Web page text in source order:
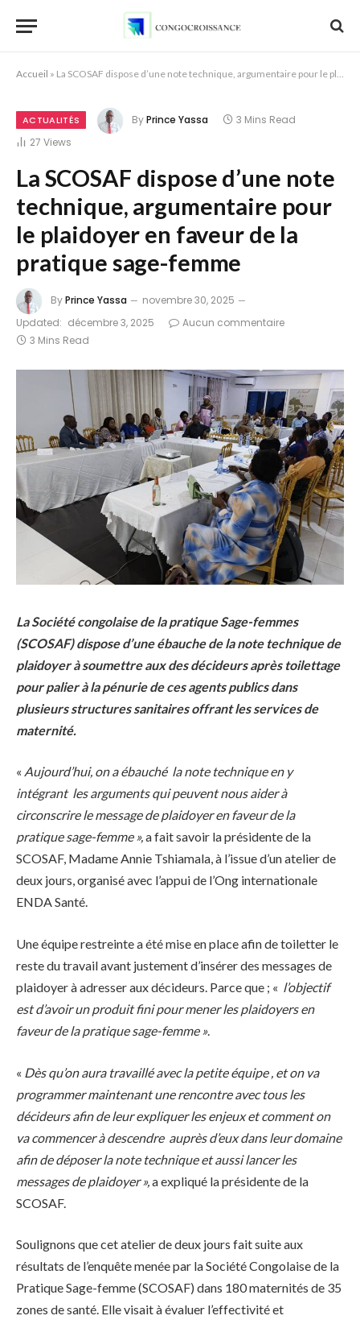
Accueil » La SCOSAF dispose d’une note technique, argumentaire pour le plaidoyer en faveur de la pratique sage-femme
ACTUALITÉS ByPrince Yassa
3 Mins Read
27 Views
La SCOSAF dispose d’une note
technique, argumentaire pour
le plaidoyer en faveur de la
pratique sage-femme
ByPrince Yassa
novembre 30, 2025
Updated: décembre 3, 2025
Aucun commentaire
3 Mins Read
La Société congolaise de la pratique Sage-femmes
(SCOSAF) dispose d’une ébauche de la note technique de
plaidoyer à soumettre aux des décideurs après toilettage
pour palier à la pénurie de ces agents publics dans
plusieurs structures sanitaires offrant les services de
maternité.
« Aujourd’hui, on a ébauché la note technique en y
intégrant les arguments qui peuvent nous aider à
circonscrire le message de plaidoyer en faveur de la
pratique sage-femme »,a fait savoir la présidente de la
SCOSAF, Madame Annie Tshiamala, à l’issue d’un atelier de
deux jours, organisé avec l’appui de l’Ong internationale
ENDA Santé.
Une équipe restreinte a été mise en place afin de toiletter le
reste du travail avant justement d’insérer des messages de
plaidoyer à adresser aux décideurs. Parce que ; « l’objectif
est d’avoir un produit fini pour mener les plaidoyers en
faveur de la pratique sage-femme ».
« Dès qu’on aura travaillé avec la petite équipe , et on va
programmer maintenant une rencontre avec tous les
décideurs afin de leur expliquer les enjeux et comment on
va commencer à descendre auprès d’eux dans leur domaine
afin de déposer la note technique et aussi lancer les
messages de plaidoyer », a expliqué la présidente de la
SCOSAF.
Soulignons que cet atelier de deux jours fait suite aux
résultats de l’enquête menée par la Société Congolaise de la
Pratique Sage-femme (SCOSAF) dans 180 maternités de 35
zones de santé. Elle visait à évaluer l’effectivité et